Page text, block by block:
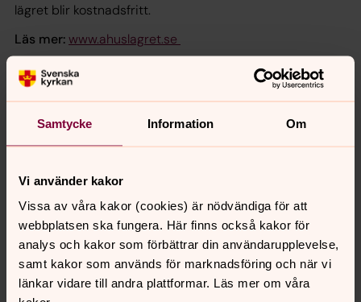
Samtycke Information Om
Vi använder kakor
Vissa av våra kakor (cookies) är nödvändiga för att
webbplatsen ska fungera. Här finns också kakor för
analys och kakor som förbättrar din användarupplevelse,
samt kakor som används för marknadsföring och när vi
länkar vidare till andra plattformar. Läs mer om våra
lägret blir kostnadsfritt.
Läs mer:www.ahuslagret.se
Kontakt/anmälan:
Teresa Callewaert, 046-71 88 07,
teresa.callewaert@svenskakyrkan.se